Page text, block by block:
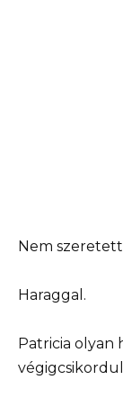
Nem
Haraggal.
Patricia olyan